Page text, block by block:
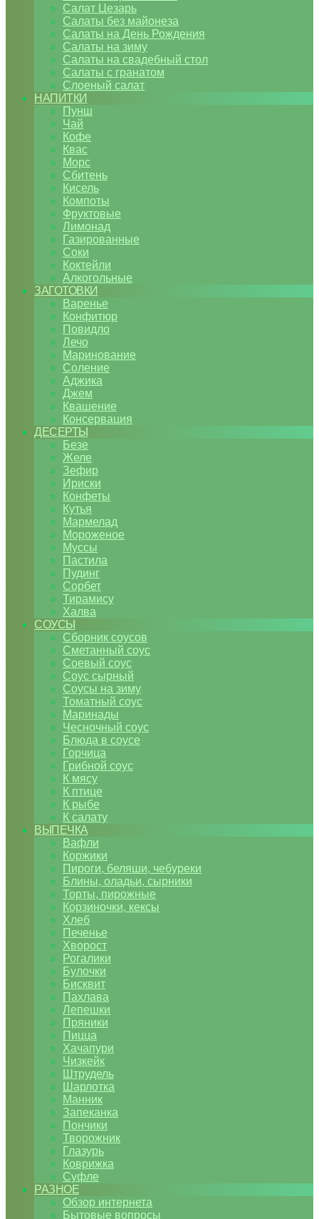
Салат Цезарь
Салаты без майонеза
Салаты на День Рождения
Салаты на зиму
Салаты на свадебный стол
Салаты с гранатом
Слоеный салат
НАПИТКИ
Пунш
Чай
Кофе
Квас
Морс
Сбитень
Кисель
Компоты
Фруктовые
Лимонад
Газированные
Соки
Коктейли
Алкогольные
ЗАГОТОВКИ
Варенье
Конфитюр
Повидло
Лечо
Маринование
Соление
Аджика
Джем
Квашение
Консервация
ДЕСЕРТЫ
Безе
Желе
Зефир
Ириски
Конфеты
Кутья
Мармелад
Мороженое
Муссы
Пастила
Пудинг
Сорбет
Тирамису
Халва
СОУСЫ
Сборник соусов
Сметанный соус
Соевый соус
Соус сырный
Соусы на зиму
Томатный соус
Маринады
Чесночный соус
Блюда в соусе
Горчица
Грибной соус
К мясу
К птице
К рыбе
К салату
ВЫПЕЧКА
Вафли
Коржики
Пироги, беляши, чебуреки
Блины, оладьи, сырники
Торты, пирожные
Корзиночки, кексы
Хлеб
Печенье
Хворост
Рогалики
Булочки
Бисквит
Пахлава
Лепешки
Пряники
Пицца
Хачапури
Чизкейк
Штрудель
Шарлотка
Манник
Запеканка
Пончики
Творожник
Глазурь
Коврижка
Суфле
РАЗНОЕ
Обзор интернета
Бытовые вопросы